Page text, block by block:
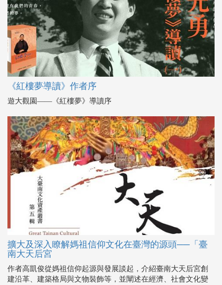
《紅樓夢導讀》作者序
遊大觀園――《紅樓夢》導讀序
擴大及深入瞭解媽祖信仰文化在臺灣的源頭──「臺
南大天后宮
作者高凱俊從媽祖信仰起源與發展談起，介紹臺南大天后宮創
建沿革、建築格局與文物裝飾等，並闡述在經濟、社會文化變